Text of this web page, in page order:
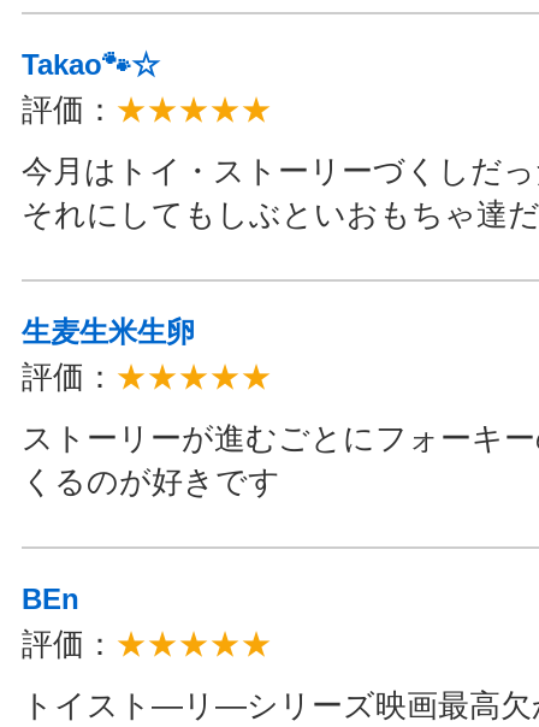
Takao🐾☆
評価： ★★★★★
今月はトイ・ストーリーづくしだ
それにしてもしぶといおもちゃ達
生麦生米生卵
評価： ★★★★★
ストーリーが進むごとにフォーキ
くるのが好きです
BEn
評価： ★★★★★
トイスト―リ―シリーズ映画最高